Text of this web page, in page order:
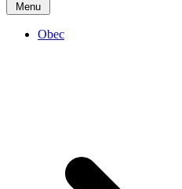
Menu
Obec